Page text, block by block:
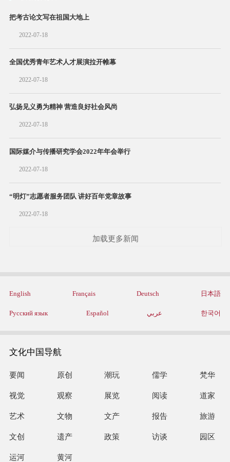
把考古论文写在祖国大地上
2022-07-18
全国优秀青年艺术人才展演拉开帷幕
2022-07-18
弘扬见义勇为精神 营造良好社会风尚
2022-07-18
国际媒介与传播研究学会2022年年会举行
2022-07-18
“明灯”志愿者服务团队 讲好百年党章故事
2022-07-18
加载更多新闻
English Français Deutsch 日本語
Русский язык Español عربي 한국어
文化中国导航
要闻 原创 潮玩 儒学 梵华
视觉 观察 展览 阅读 道家
艺术 文物 文产 报告 旅游
文创 遗产 政策 访谈 园区
运河 黄河